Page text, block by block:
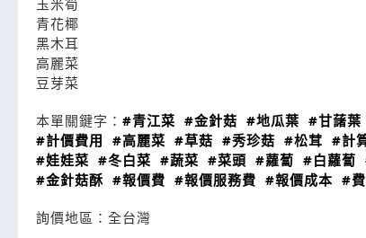
玉米筍
青花椰
黑木耳
高麗菜
豆芽菜
本單關鍵字： #青江菜 #金針菇 #地瓜葉 #甘藷葉
#計價費用 #高麗菜 #草菇 #秀珍菇 #松茸 #計
#娃娃菜 #冬白菜 #蔬菜 #菜頭 #蘿蔔 #白蘿蔔
#金針菇酥 #報價費 #報價服務費 #報價成本 #
詢價地區： 全台灣